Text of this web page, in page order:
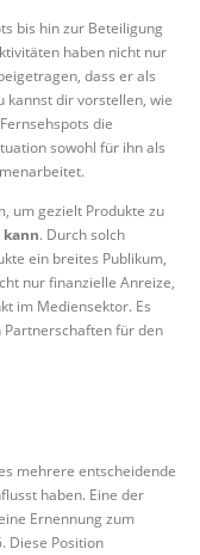
bis hin zur Beteiligung
haben nicht nur
dass er als
kannst dir vorstellen, wie
die
sowohl für ihn als
um gezielt Produkte zu
. Durch solch
ein breites Publikum,
nur finanzielle Anreize,
im Mediensektor. Es
für den
mehrere entscheidende
haben. Eine der
Ernennung zum
Diese Position